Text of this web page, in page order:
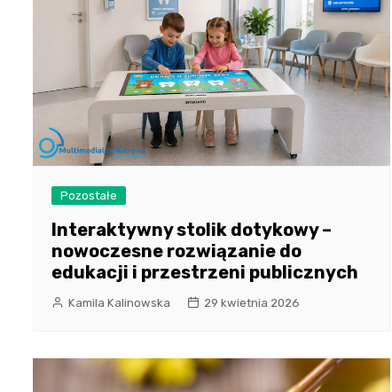
Pozostałe
Interaktywny stolik dotykowy –
nowoczesne rozwiązanie do
edukacji i przestrzeni publicznych
Kamila Kalinowska 29 kwietnia 2026